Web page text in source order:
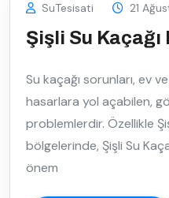
SuTesisati 21
Şişli Su Kaçağı
Su kaçağı sorunları, ev
hasarlara yol açabilen,
problemlerdir. Özellikle
bölgelerinde, Şişli Su
önem